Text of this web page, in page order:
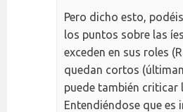
Pero dicho esto,
los puntos sobre las
exceden en sus roles
quedan cortos
puede también criticar
Entendiéndose que es